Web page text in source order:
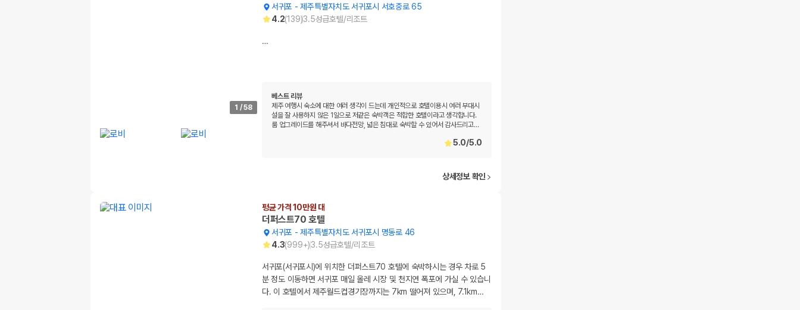
1 /58
서귀포 -제주특별자치도 서귀포시 서호중로 65
4.2(139)3.5성급호텔/리조트
…
베스트 리뷰
제주 여행시 숙소에 대한 여러 생각이 드는데 개인적으로 호텔이용시 여러 부대시
설을 잘 사용하지 않은 1일으로 저같은 숙박객은 적합한 호텔이라고 생각합니다.
룸 업그레이드를 해주셔서 바다전망, 넓은 침대로 숙박할 수 있어서 감사드리고…
5.0/5.0
상세정보 확인
평균 가격 10만원 대
더퍼스트70 호텔
서귀포 -제주특별자치도 서귀포시 명동로 46
4.3(999+)3.5성급호텔/리조트
서귀포(서귀포시)에 위치한 더퍼스트70 호텔에 숙박하시는 경우 차로 5
분 정도 이동하면 서귀포 매일 올레 시장 및 천지연 폭포에 가실 수 있습니
다. 이 호텔에서 제주월드컵경기장까지는 7km 떨어져 있으며, 7.1km…